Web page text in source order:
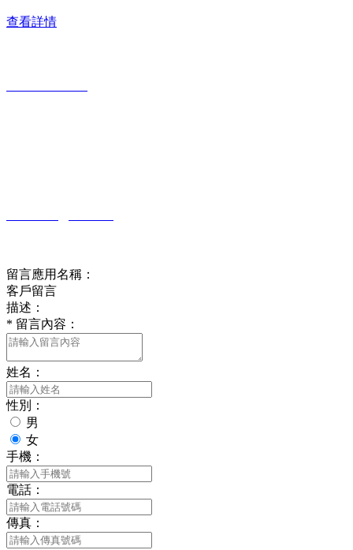
查看詳情
留言應用名稱：
客戶留言
描述：
* 留言內容：
姓名：
性別：
男
女
手機：
電話：
傳真：